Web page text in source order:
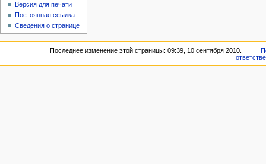
Версия для печати
Постоянная ссылка
Сведения о странице
Последнее изменение этой страницы: 09:39, 10 сентября 2010.